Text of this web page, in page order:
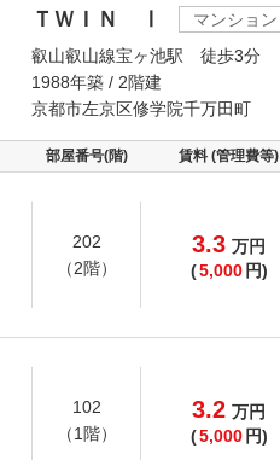
ＴＷＩＮ Ⅰ
マンション
叡山叡山線宝ヶ池駅 徒歩3分
1988年築 / 2階建
京都市左京区修学院千万田町
部屋番号(階) 賃料 (管理費等)
202
（2階）
3.3 万円
(5,000 円)
102
（1階）
3.2 万円
(5,000 円)